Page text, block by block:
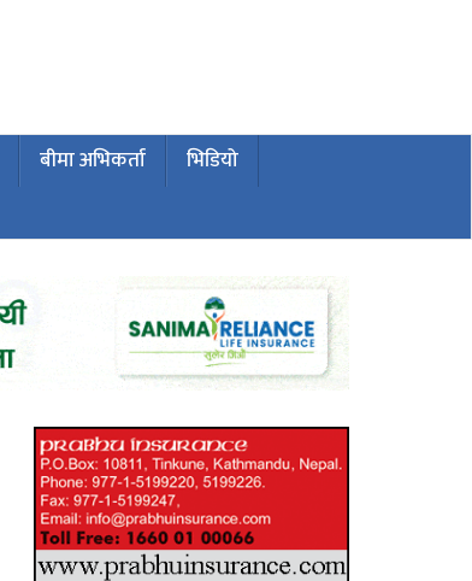
बीमा अभिकर्ता
भिडियो